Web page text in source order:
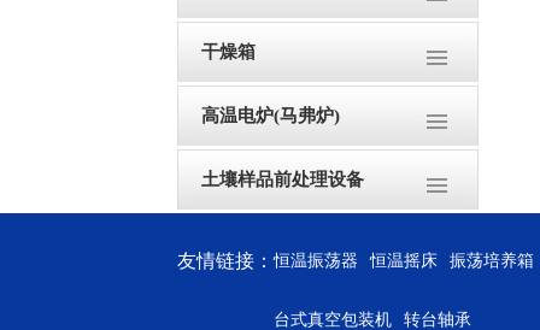
干燥箱
高温电炉(马弗炉)
土壤样品前处理设备
友情链接：恒温振荡器 恒温摇床 振荡培养箱
台式真空包装机 转台轴承